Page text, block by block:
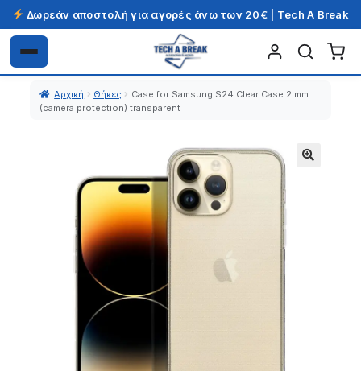
Δωρεάν αποστολή για αγορές άνω των 20€ | Tech A Break
Απευθείας
μετάβαση
Μετάβαση
σε
περιεχόμενο
Αρχική Θήκες
Case for Samsung S24 Clear Case 2 mm
(camera protection) transparent